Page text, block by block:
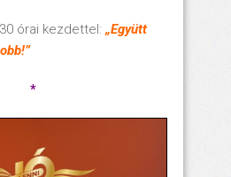
órai kezdettel: „Együtt
*